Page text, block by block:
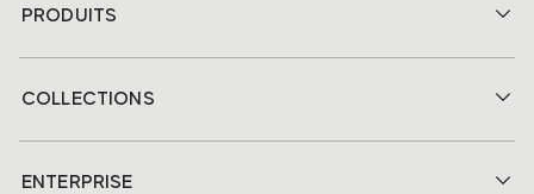
PRODUITS
COLLECTIONS
ENTERPRISE